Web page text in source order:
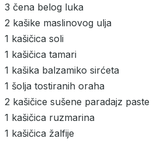
3 čena belog luka
2 kašike maslinovog ulja
1 kašičica soli
1 kašičica tamari
1 kašika balzamiko sirćeta
1 šolja tostiranih oraha
2 kašičice sušene paradajz paste
1 kašičica ruzmarina
1 kašičica žalfije